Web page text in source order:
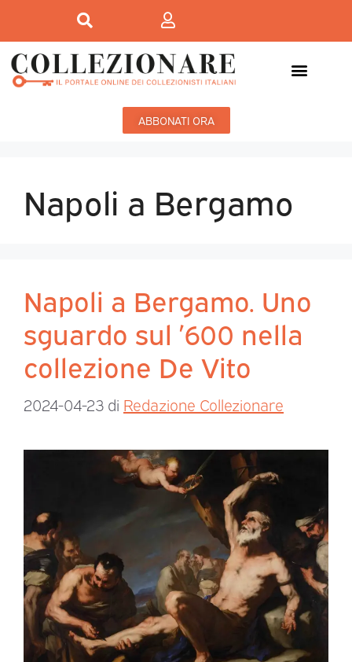
ABBONATI ORA
Napoli a Bergamo
Napoli a Bergamo. Uno
sguardo sul ’600 nella
collezione De Vito
2024-04-23 di Redazione Collezionare